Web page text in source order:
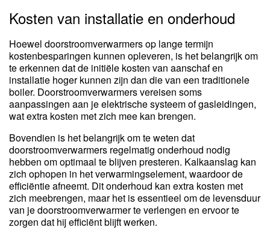
Kosten van installatie en onderhoud
Hoewel doorstroomverwarmers op lange termijn
kostenbesparingen kunnen opleveren, is het belangrijk om
te erkennen dat de initiële kosten van aanschaf en
installatie hoger kunnen zijn dan die van een traditionele
boiler. Doorstroomverwarmers vereisen soms
aanpassingen aan je elektrische systeem of gasleidingen,
wat extra kosten met zich mee kan brengen.
Bovendien is het belangrijk om te weten dat
doorstroomverwarmers regelmatig onderhoud nodig
hebben om optimaal te blijven presteren. Kalkaanslag kan
zich ophopen in het verwarmingselement, waardoor de
efficiëntie afneemt. Dit onderhoud kan extra kosten met
zich meebrengen, maar het is essentieel om de levensduur
van je doorstroomverwarmer te verlengen en ervoor te
zorgen dat hij efficiënt blijft werken.